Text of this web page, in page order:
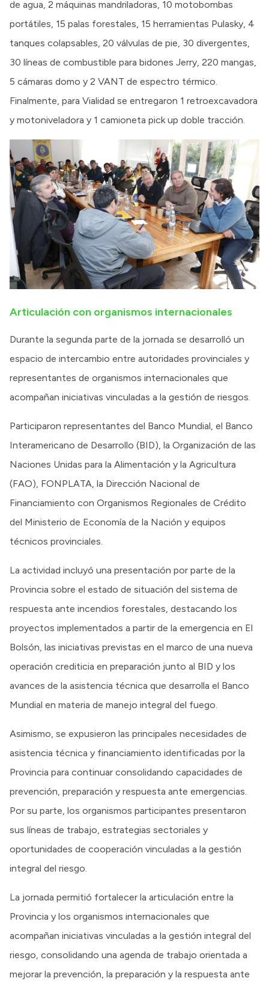
de agua, 2 máquinas mandriladoras, 10 motobombas
portátiles, 15 palas forestales, 15 herramientas Pulasky, 4
tanques colapsables, 20 válvulas de pie, 30 divergentes,
30 líneas de combustible para bidones Jerry, 220 mangas,
5 cámaras domo y 2 VANT de espectro térmico.
Finalmente, para Vialidad se entregaron 1 retroexcavadora
y motoniveladora y 1 camioneta pick up doble tracción.
Articulación con organismos internacionales
Durante la segunda parte de la jornada se desarrolló un
espacio de intercambio entre autoridades provinciales y
representantes de organismos internacionales que
acompañan iniciativas vinculadas a la gestión de riesgos.
Participaron representantes del Banco Mundial, el Banco
Interamericano de Desarrollo (BID), la Organización de las
Naciones Unidas para la Alimentación y la Agricultura
(FAO), FONPLATA, la Dirección Nacional de
Financiamiento con Organismos Regionales de Crédito
del Ministerio de Economía de la Nación y equipos
técnicos provinciales.
La actividad incluyó una presentación por parte de la
Provincia sobre el estado de situación del sistema de
respuesta ante incendios forestales, destacando los
proyectos implementados a partir de la emergencia en El
Bolsón, las iniciativas previstas en el marco de una nueva
operación crediticia en preparación junto al BID y los
avances de la asistencia técnica que desarrolla el Banco
Mundial en materia de manejo integral del fuego.
Asimismo, se expusieron las principales necesidades de
asistencia técnica y financiamiento identificadas por la
Provincia para continuar consolidando capacidades de
prevención, preparación y respuesta ante emergencias.
Por su parte, los organismos participantes presentaron
sus líneas de trabajo, estrategias sectoriales y
oportunidades de cooperación vinculadas a la gestión
integral del riesgo.
La jornada permitió fortalecer la articulación entre la
Provincia y los organismos internacionales que
acompañan iniciativas vinculadas a la gestión integral del
riesgo, consolidando una agenda de trabajo orientada a
mejorar la prevención, la preparación y la respuesta ante